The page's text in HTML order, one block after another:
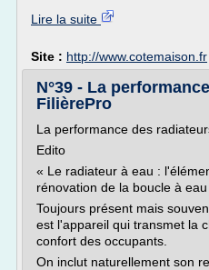
Lire la suite
Site : http://www.cotemaison.fr
N°39 - La
FilièrePro
La performance des
Edito
« Le radiateur à eau :
rénovation de la boucle à
Toujours présent mais
est l'appareil qui transmet la
confort des occupants.
On inclut naturellement son